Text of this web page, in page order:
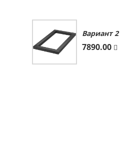
Вариант 2
7890.00